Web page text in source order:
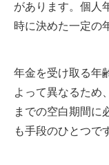
があります。個人
時に決めた一定の
年金を受け取る年
よって異なるため
までの空白期間に
も手段のひとつで